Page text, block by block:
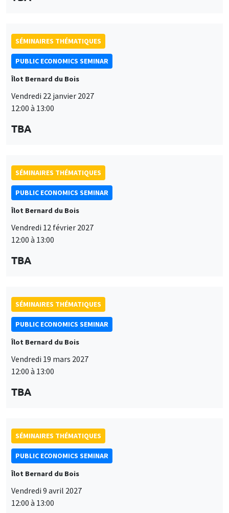
SÉMINAIRES THÉMATIQUES
PUBLIC ECONOMICS SEMINAR
Îlot Bernard du Bois
Vendredi 12 février 2027
12:00 à 13:00
TBA
SÉMINAIRES THÉMATIQUES
PUBLIC ECONOMICS SEMINAR
Îlot Bernard du Bois
Vendredi 19 mars 2027
12:00 à 13:00
TBA
SÉMINAIRES THÉMATIQUES
PUBLIC ECONOMICS SEMINAR
Îlot Bernard du Bois
Vendredi 9 avril 2027
12:00 à 13:00
TBA
SÉMINAIRES THÉMATIQUES
PUBLIC ECONOMICS SEMINAR
Îlot Bernard du Bois
Vendredi 21 mai 2027
12:00 à 13:00
Utilisation
données
personnelles
et
des
cookies
fonctionnement, analyser la fréquentation du site et proposer des
accessible en bas de page. Pour en savoir plus, consultez notre
politique de confidentialité.
Personnaliser